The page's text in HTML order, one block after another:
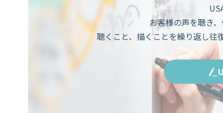
お客様の声を聴き
聴くこと、描くことを繰り返し往